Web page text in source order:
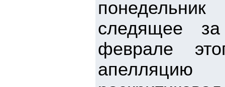
следящее
феврале
апелляцию